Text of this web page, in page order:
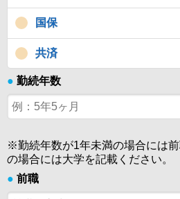
国保
共済
● 勤続年数
※勤続年数が1年未満の場合には
の場合には大学を記載ください。
● 前職